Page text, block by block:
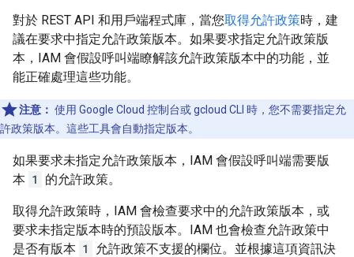
對於 REST API 和用戶端程式庫，當您取得允許政策時，建
議在要求中指定允許政策版本。如果要求指定允許政策版
本，IAM 會假設呼叫端瞭解該允許政策版本中的功能，並
能正確處理這些功能。
注意： 使用 Google Cloud 控制台或 gcloud CLI 時，您不需要指定允
許政策版本。這些工具會自動指定版本。
如果要求未指定允許政策版本，IAM 會假設呼叫端需要版
本 1 的允許政策。
取得允許政策時，IAM 會檢查要求中的允許政策版本，或
要求未指定版本時的預設版本。IAM 也會檢查允許政策中
是否有版本 1
允許政策不支援的欄位。並根據這項資訊決